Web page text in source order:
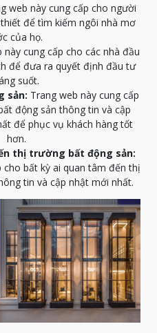
web này cung cấp cho người
để tìm kiếm ngôi nhà mơ
của họ.
này cung cấp cho các nhà đầu
để đưa ra quyết định đầu tư
suốt.
sản: Trang web này cung cấp
động sản thông tin và cập
để phục vụ khách hàng tốt
hơn.
thị trường bất động sản:
cho bất kỳ ai quan tâm đến thị
tin và cập nhật mới nhất.